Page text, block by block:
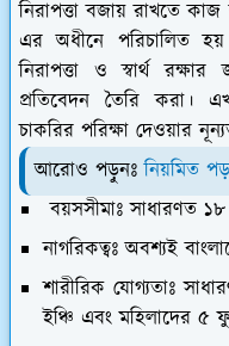
নিরাপত্তা বজায় রাখতে কাজ
এর অধীনে পরিচালিত
নিরাপত্তা ও স্বার্থ
প্রতিবেদন তৈরি করা।
চাকরির পরিক্ষা দেওয়ার
আরোও পড়ুনঃনিয়মিত
বয়সসীমাঃ সাধারণত
নাগরিকত্বঃ অবশ্যই
শারীরিক যোগ্যতাঃ
ইঞ্চি এবং মহিলাদের ৫